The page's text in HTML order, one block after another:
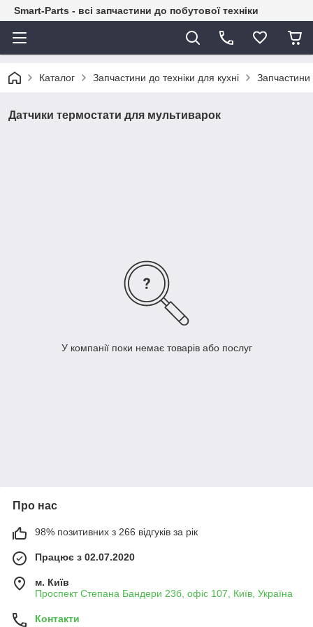
Smart-Parts - всі запчастини до побутової техніки
Каталог Запчастини до техніки для кухні
Датчики термостати для мультиварок
У компанії поки немає товарів або послуг
Про нас
98% позитивних з 266 відгуків за рік
Працює з 02.07.2020
м. Київ
Проспект Степана Бандери 23б, офіс 107, Київ, Україна
Контакти